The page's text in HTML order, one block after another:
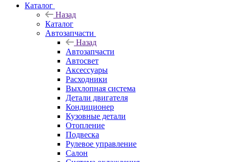
Каталог
Назад
Каталог
Автозапчасти
Назад
Автозапчасти
Автосвет
Аксессуары
Расходники
Выхлопная система
Детали двигателя
Кондиционер
Кузовные детали
Отопление
Подвеска
Рулевое управление
Салон